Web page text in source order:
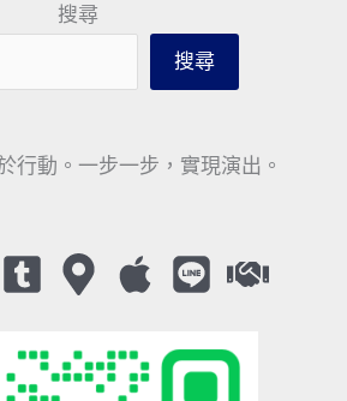
搜尋
搜尋
行動。一步一步，實現演出。